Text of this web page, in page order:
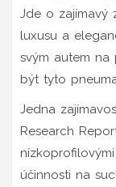
Jde o zajímavý
luxusu a
svým autem na
být tyto
Jedna
Research
účinnosti na